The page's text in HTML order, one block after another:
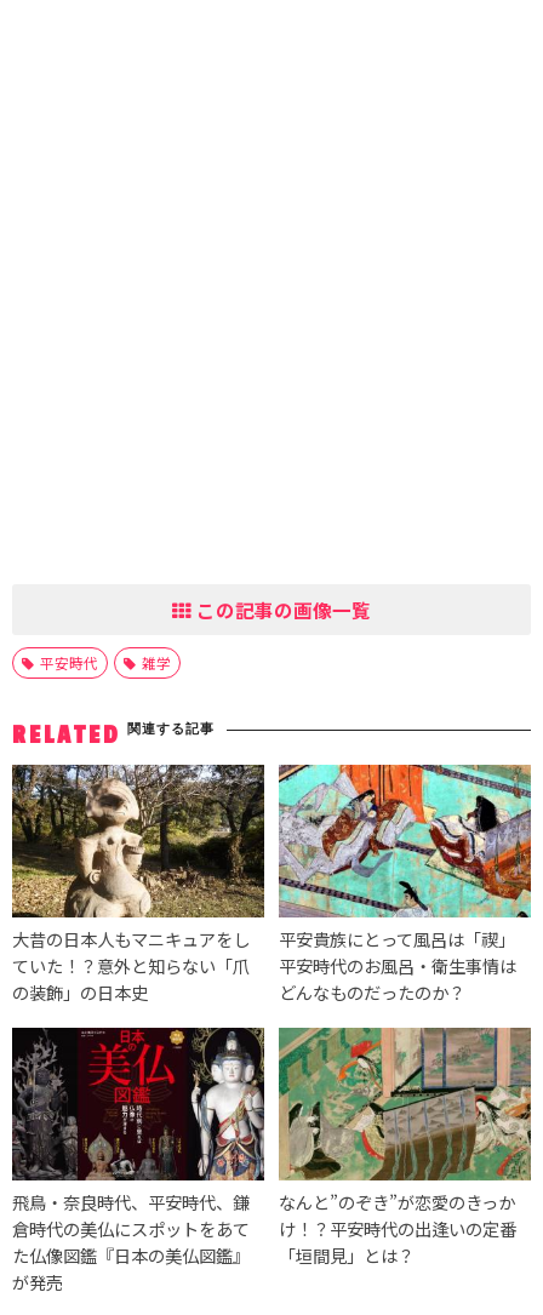
この記事の画像一覧
平安時代 雑学
RELATED 関連する記事
大昔の日本人もマニキュアをし
ていた！？意外と知らない「爪
の装飾」の日本史
平安貴族にとって風呂は「禊」
平安時代のお風呂・衛生事情は
どんなものだったのか？
飛鳥・奈良時代、平安時代、鎌
倉時代の美仏にスポットをあて
た仏像図鑑『日本の美仏図鑑』
が発売
なんと”のぞき”が恋愛のきっか
け！？平安時代の出逢いの定番
「垣間見」とは？